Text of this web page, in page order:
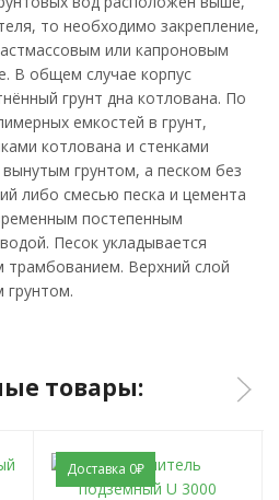
то необходимо закрепление,
или капроновым
В общем случае корпус
грунт дна котлована. По
емкостей в грунт,
котлована и стенками
грунтом, а песком без
либо смесью песка и цемента
постепенным
Песок укладывается
Верхний слой
грунтом.
товары:
Доставка 0₽